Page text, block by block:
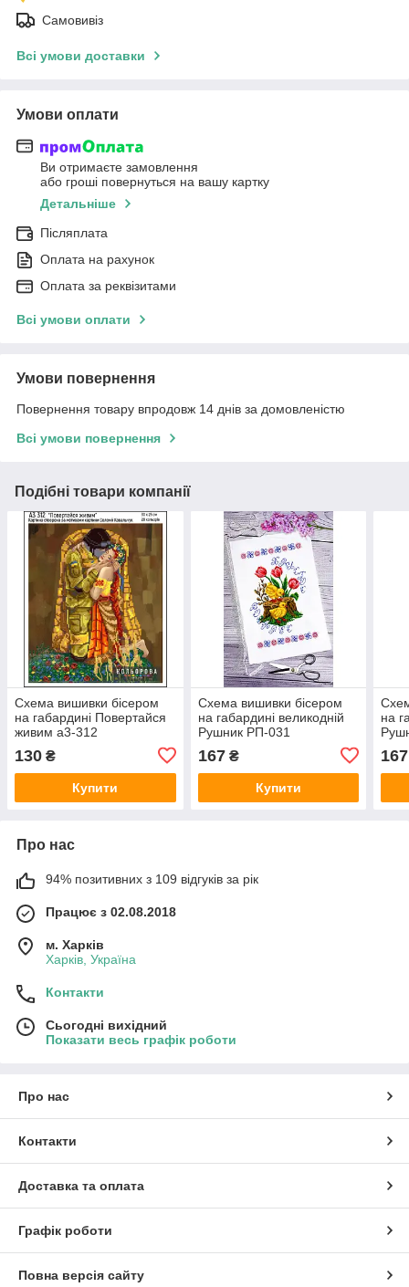
Самовивіз
Всі умови доставки
Умови оплати
Ви отримаєте замовлення
або гроші повернуться на вашу картку
Детальніше
Післяплата
Оплата на рахунок
Оплата за реквізитами
Всі умови оплати
Умови повернення
Повернення товару впродовж 14 днів за домовленістю
Всі умови повернення
Подібні товари компанії
Схема вишивки бісером
на габардині Повертайся
живим а3-312
130 ₴
Купити
Схема вишивки бісером
на габардині великодній
Рушник РП-031
167₴
Купити
на
167
Про нас
94% позитивних з 109 відгуків за рік
Працює з 02.08.2018
м. Харків
Харків, Україна
Контакти
Сьогодні вихідний
Показати весь графік роботи
Про нас
Контакти
Доставка та оплата
Графік роботи
Повна версія сайту